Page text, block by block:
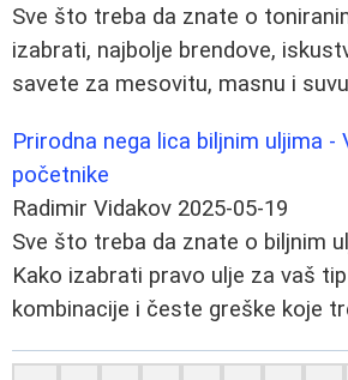
Sve što treba da znate o
izabrati, najbolje brendove,
savete za mesovitu, masnu i
Prirodna nega lica biljnim uljima -
početnike
Radimir Vidakov 2025-05-19
Sve što treba da znate o biljnim
Kako izabrati pravo ulje za vaš
kombinacije i česte greške koje